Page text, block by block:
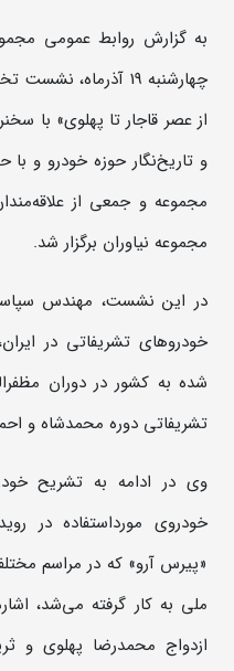
به گزارش روابط عمومی
چهارشنبه 19
از عصر قاجار تا پهلوی» با
و تاریخ‌نگار حوزه خودرو و با
مجموعه و جمعی از
مجموعه نیاوران برگزار شد.
در این نشست، مهندس
خودروهای تشریفاتی در
شده به کشور در دوران
تشریفاتی دوره محمدشاه و
وی در ادامه به تشریح
خودروی مورداستفاده در
«پیرس آرو» که در مراسم
ملی به کار گرفته می‌شد،
ازدواج محمدرضا پهلوی و